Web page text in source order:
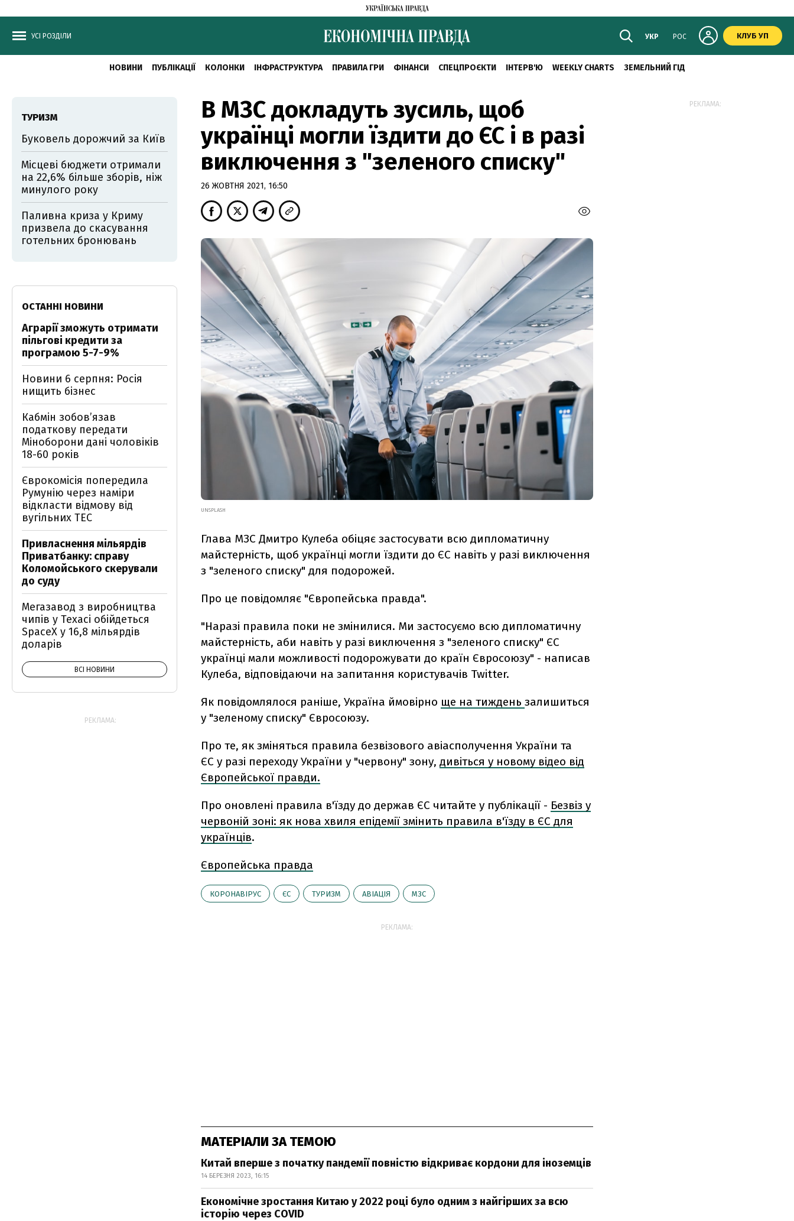
УСІ РОЗДІЛИ УКР РОС КЛУБ УП
НОВИНИ ПУБЛІКАЦІЇ КОЛОНКИ ІНФРАСТРУКТУРА ПРАВИЛА ГРИ ФІНАНСИ СПЕЦПРОЄКТИ ІНТЕРВ'Ю WEEKLY CHARTS ЗЕМЕЛЬНИЙ ГІД
В МЗС докладуть зусиль, щоб
українці могли їздити до ЄС і в разі
виключення з "зеленого списку"
26 ЖОВТНЯ 2021, 16:50
UNSPLASH
Глава МЗС Дмитро Кулеба обіцяє застосувати всю дипломатичну
майстерність, щоб українці могли їздити до ЄС навіть у разі виключення
з "зеленого списку" для подорожей.
Про це повідомляє "Європейська правда".
"Наразі правила поки не змінилися. Ми застосуємо всю дипломатичну
майстерність, аби навіть у разі виключення з "зеленого списку" ЄС
українці мали можливості подорожувати до країн Євросоюзу" - написав
Кулеба, відповідаючи на запитання користувачів Twitter.
Як повідомлялося раніше, Україна ймовірно ще на тиждень залишиться
у "зеленому списку" Євросоюзу.
Про те, як зміняться правила безвізового авіасполучення України та
ЄС у разі переходу України у "червону" зону, дивіться у новому відео від
Європейської правди.
Про оновлені правила в'їзду до держав ЄС читайте у публікації - Безвіз у
червоній зоні: як нова хвиля епідемії змінить правила в'їзду в ЄС для
українців.
Європейська правда
КОРОНАВІРУС ЄС ТУРИЗМ АВІАЦІЯ МЗС
РЕКЛАМА:
МАТЕРІАЛИ ЗА ТЕМОЮ
Китай вперше з початку пандемії повністю відкриває кордони для іноземців
14 БЕРЕЗНЯ 2023, 16:15
Економічне зростання Китаю у 2022 році було одним з найгірших за всю
історію через COVID
ТУРИЗМ
Буковель дорожчий за Київ
Місцеві бюджети отримали
на 22,6% більше зборів, ніж
минулого року
Паливна криза у Криму
призвела до скасування
готельних бронювань
ОСТАННІ НОВИНИ
Аграрії зможуть отримати
пільгові кредити за
програмою 5-7-9%
Новини 6 серпня: Росія
нищить бізнес
Кабмін зобовʼязав
податкову передати
Міноборони дані чоловіків
18-60 років
Єврокомісія попередила
Румунію через наміри
відкласти відмову від
вугільних ТЕС
Привласнення мільярдів
Приватбанку: справу
Коломойського скерували
до суду
Мегазавод з виробництва
чипів у Техасі обійдеться
SpaceX у 16,8 мільярдів
доларів
ВСІ НОВИНИ
РЕКЛАМА:
РЕКЛАМА: